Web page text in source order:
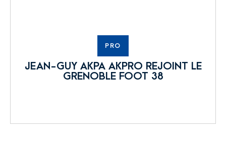
PRO
JEAN-GUY AKPA AKPRO REJOINT LE
GRENOBLE FOOT 38